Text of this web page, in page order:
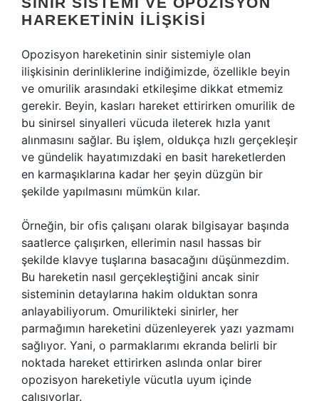
HAREKETININ İLIŞKISI
Opozisyon hareketinin sinir sistemiyle olan
ilişkisinin derinliklerine indiğimizde, özellikle beyin
ve omurilik arasındaki etkileşime dikkat etmemiz
gerekir. Beyin, kasları hareket ettirirken omurilik de
bu sinirsel sinyalleri vücuda ileterek hızla yanıt
alınmasını sağlar. Bu işlem, oldukça hızlı gerçekleşir
ve gündelik hayatımızdaki en basit hareketlerden
en karmaşıklarına kadar her şeyin düzgün bir
şekilde yapılmasını mümkün kılar.
Örneğin, bir ofis çalışanı olarak bilgisayar başında
saatlerce çalışırken, ellerimin nasıl hassas bir
şekilde klavye tuşlarına basacağını düşünmezdim.
Bu hareketin nasıl gerçekleştiğini ancak sinir
sisteminin detaylarına hakim olduktan sonra
anlayabiliyorum. Omurilikteki sinirler, her
parmağımın hareketini düzenleyerek yazı yazmamı
sağlıyor. Yani, o parmaklarımı ekranda belirli bir
noktada hareket ettirirken aslında onlar birer
opozisyon hareketiyle vücutla uyum içinde
çalışıyorlar.